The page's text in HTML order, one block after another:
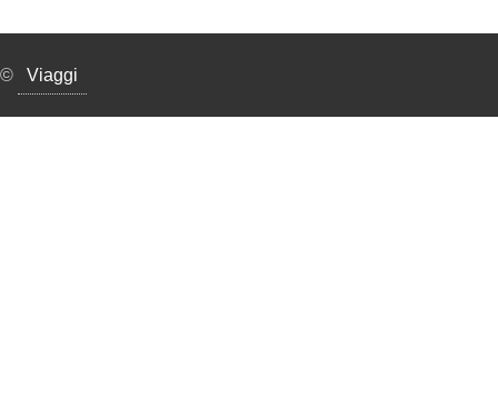
© Viaggi